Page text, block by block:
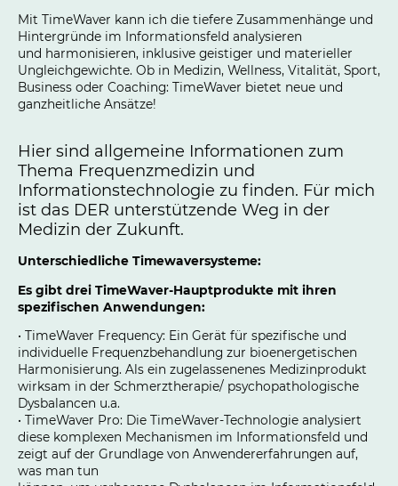
Mit TimeWaver kann ich die tiefere Zusammenhänge und
Hintergründe im Informationsfeld analysieren
und harmonisieren, inklusive geistiger und materieller
Ungleichgewichte. Ob in Medizin, Wellness, Vitalität, Sport,
Business oder Coaching: TimeWaver bietet neue und
ganzheitliche Ansätze!
Hier sind allgemeine Informationen zum
Thema Frequenzmedizin und
Informationstechnologie zu finden. Für mich
ist das DER unterstützende Weg in der
Medizin der Zukunft.
Unterschiedliche Timewaversysteme:
Es gibt drei TimeWaver-Hauptprodukte mit ihren
spezifischen Anwendungen:
• TimeWaver Frequency: Ein Gerät für spezifische und
individuelle Frequenzbehandlung zur bioenergetischen
Harmonisierung. Als ein zugelassenenes Medizinprodukt
wirksam in der Schmerztherapie/ psychopathologische
Dysbalancen u.a.
• TimeWaver Pro: Die TimeWaver-Technologie analysiert
diese komplexen Mechanismen im Informationsfeld und
zeigt auf der Grundlage von Anwendererfahrungen auf,
was man tun